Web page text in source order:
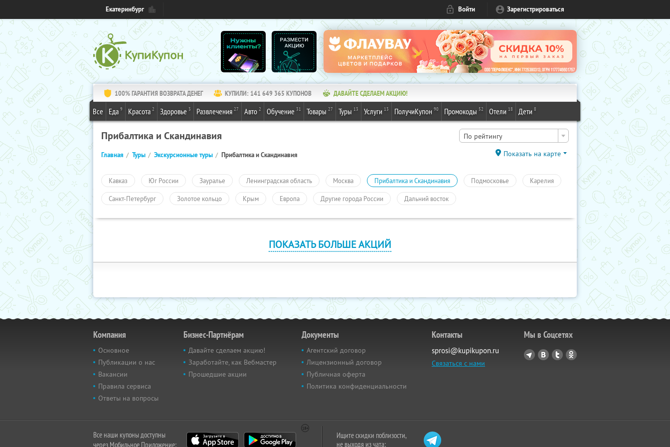
Екатеринбург Войти Зарегистрироваться
100% ГАРАНТИЯ ВОЗВРАТА ДЕНЕГ КУПИЛИ: 141 649 365 КУПОНОВ ДАВАЙТЕ СДЕЛАЕМ АКЦИЮ!
Все Еда 9 Красота 2 Здоровье 3 Развлечения 27 Авто 2 Обучение 31 Товары 27 Туры 13 Услуги 13 ПолучиКупон 90 Промокоды 52 Отели 18 Дети 8
Прибалтика и Скандинавия По рейтингу
Главная Туры Экскурсионные туры Прибалтика и Скандинавия Показать на карте
Кавказ Юг России Зауралье Ленинградская область Москва Прибалтика и Скандинавия Подмосковье Карелия
Санкт-Петербург Золотое кольцо Крым Европа Другие города России Дальний восток
ПОКАЗАТЬ БОЛЬШЕ АКЦИЙ
Компания
Основное
Публикации о нас
Вакансии
Правила сервиса
Ответы на вопросы
Бизнес-Партнёрам
Давайте сделаем акцию!
Заработайте, как Вебмастер
Прошедшие акции
Документы
Агентский договор
Лицензионный договор
Публичная оферта
Политика конфиденциальности
Контакты
sprosi@kupikupon.ru
Связаться с нами
Мы в Соцсетях
Все наши купоны доступны
через Мобильное Приложение:
Ищите скидки поблизости,
не выходя из чата: